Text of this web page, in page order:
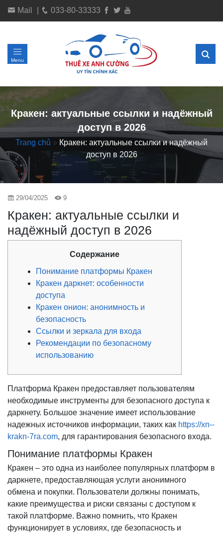
Mail 033-80-33333
Menu
Кракен: актуальные ссылки и надёжный
доступ в 2026
Trang chủ » Кракен: актуальные ссылки и надёжный
доступ в 2026
29/04/2025 9
Кракен: актуальные ссылки и
надёжный доступ в 2026
Содержание
Понимание платформы Кракен
Кракен даркнет: особенности
доступа
Кракен онион: анонимность и
безопасность
Ссылки и зеркала для входа
Рекомендации по безопасному
использованию
Платформа Кракен предоставляет пользователям
необходимые инструменты для безопасного доступа к
даркнету. Большое значение имеет использование
надежных источников информации, таких как https://xn--
krakn-7ra.com, для гарантирования безопасного входа.
Понимание платформы Кракен
Кракен – это одна из наиболее популярных платформ в
даркнете, предоставляющая услуги анонимного
обмена и покупки. Пользователи должны понимать,
какие преимущества и риски связаны с доступом к
такой платформе. Важно помнить, что Кракен
функционирует в условиях, где безопасность и